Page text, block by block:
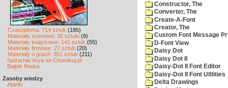
Czasopisma: 714 sztuk (185)
Materiały scenowe: 32 sztuki (9)
Materiały książkowe: 141 sztuk (55)
Materiały firmowe: 27 sztuk (20)
Materiały o grach: 351 sztuk (211)
Spiżarnia Voya na Chomikuj.pl
Bajtek Redux
Zasoby wiedzy
Atariki
Constructor, The
Converter, The
Create-A-Font
Creator, The
Custom Font Message
D-Font View
Daisy Dot
Daisy Dot II
Daisy-Dot II Font Editor
Daisy-Dot II Font Ultlities
Delta Drawings